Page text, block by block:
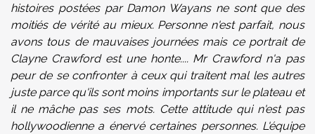
histoires postées par Damon Wayans ne sont que des
moitiés de vérité au mieux. Personne n'est parfait, nous
avons tous de mauvaises journées mais ce portrait de
Clayne Crawford est une honte.... Mr Crawford n'a pas
peur de se confronter à ceux qui traitent mal les autres
juste parce qu'ils sont moins importants sur le plateau et
il ne mâche pas ses mots. Cette attitude qui n'est pas
hollywoodienne a énervé certaines personnes. L'équipe